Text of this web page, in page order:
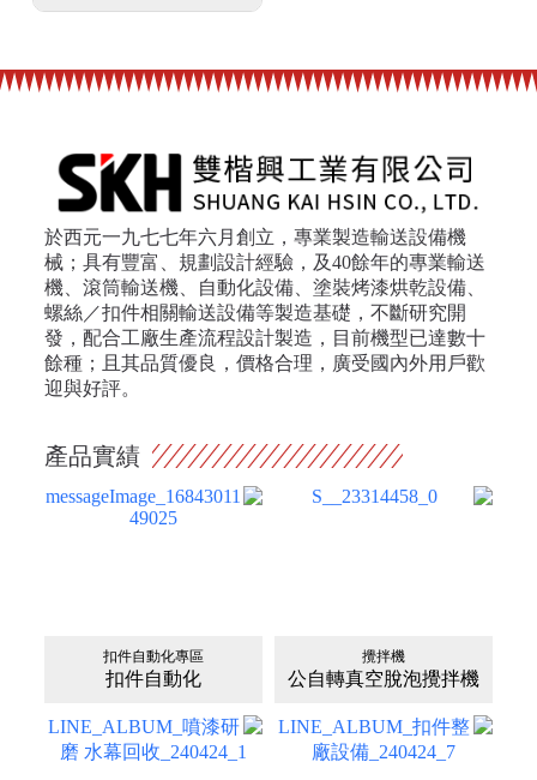
於西元一九七七年六月創立，專業製造輸送設備機
械；具有豐富、規劃設計經驗，及40餘年的專業輸送
機、滾筒輸送機、自動化設備、塗裝烤漆烘乾設備、
螺絲／扣件相關輸送設備等製造基礎，不斷研究開
發，配合工廠生產流程設計製造，目前機型已達數十
餘種；且其品質優良，價格合理，廣受國內外用戶歡
迎與好評。
產品實績
攪拌機
公自轉真空脫泡攪拌機
扣件自動化專區
扣件自動化